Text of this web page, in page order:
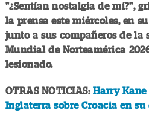
"¿Sentían nostalgia de mí?",
la prensa este miércoles, en
junto a sus compañeros de la
Mundial de Norteamérica
lesionado.
OTRAS NOTICIAS: Harry
Inglaterra sobre Croacia en